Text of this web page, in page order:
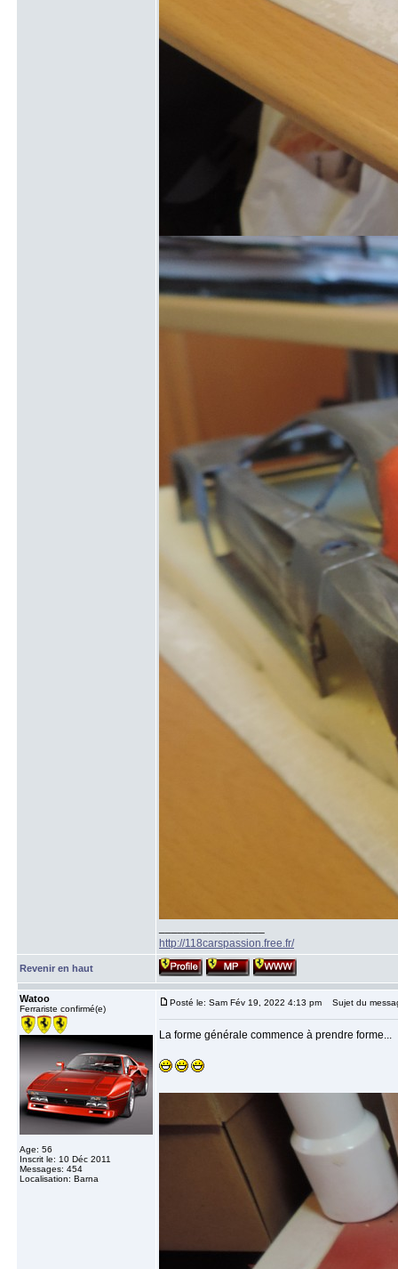
http://118carspassion.free.fr/
Revenir en haut
Watoo
Ferrariste confirmé(e)
Age: 56
Inscrit le: 10 Déc 2011
Messages: 454
Localisation: Barna
Posté le: Sam Fév 19, 2022 4:13 pm Sujet du
La forme générale commence à prendre forme...